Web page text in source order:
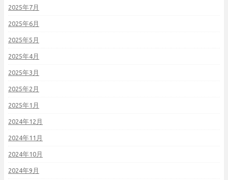
2025年7月
2025年6月
2025年5月
2025年4月
2025年3月
2025年2月
2025年1月
2024年12月
2024年11月
2024年10月
2024年9月